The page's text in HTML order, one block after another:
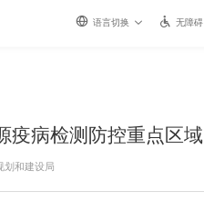
语言切换 无障碍
疫病检测防控重点区域
划和建设局